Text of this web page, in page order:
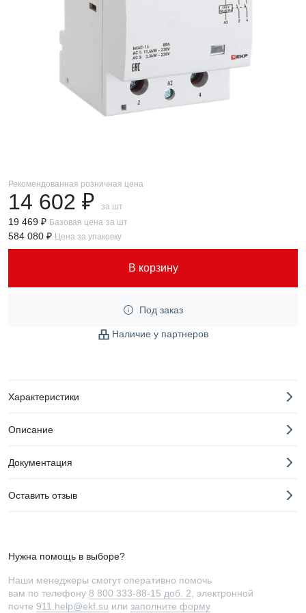
Рекомендованная розничная цена
14 602 ₽ за шт
19 469 ₽ Базовая цена за шт
584 080 ₽ Цена за упаковку
В корзину
Под заказ
Наличие у партнеров
Характеристики
Описание
Документация
Оставить отзыв
Нужна помощь в выборе?
Наши менеджеры смогут оперативно помочь
вам по телефону 8 800 333-88-15 доб. 2 , электронной
почте 911.help@ekf.su или заполните форму